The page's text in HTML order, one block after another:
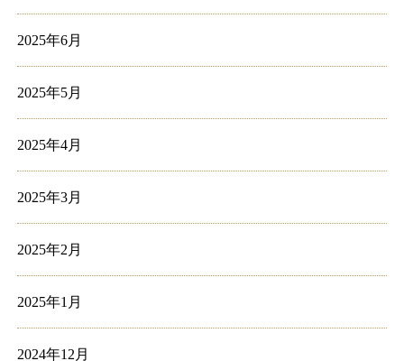
2025年6月
2025年5月
2025年4月
2025年3月
2025年2月
2025年1月
2024年12月